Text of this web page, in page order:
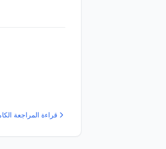
قراءة المراجعة